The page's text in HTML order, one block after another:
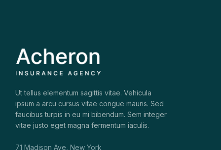
Ut tellus elementum sagittis vitae. Vehicula
ipsum a arcu cursus vitae congue mauris. Sed
faucibus turpis in eu mi bibendum. Sem integer
vitae justo eget magna fermentum iaculis.
71 Madison Ave, New York